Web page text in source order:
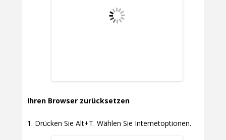
Ihren Browser zurücksetzen
Drücken Sie Alt+T. Wählen Sie Internetoptionen.